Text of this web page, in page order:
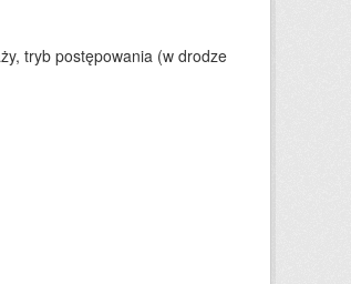
tryb postępowania (w drodze